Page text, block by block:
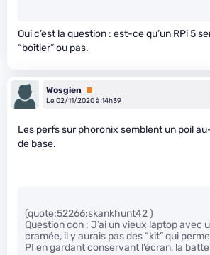
Oui c’est la question : est-ce qu’un RPi 5
“boîtier” ou pas.
Wosgien
Premium
Le 02/11/2020 à 14h39
Les perfs sur phoronix semblent un poil
de base.
(quote:52266:skankhunt42 )
Question con : J’ai un vieux laptop avec
cramée, il y aurais pas des “kit” qui
PI en gardant conservant l’écran, la